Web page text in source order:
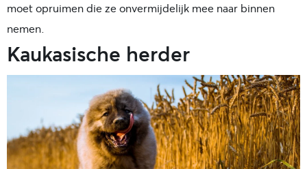
moet opruimen die ze onvermijdelijk mee naar binnen
nemen.
Kaukasische herder